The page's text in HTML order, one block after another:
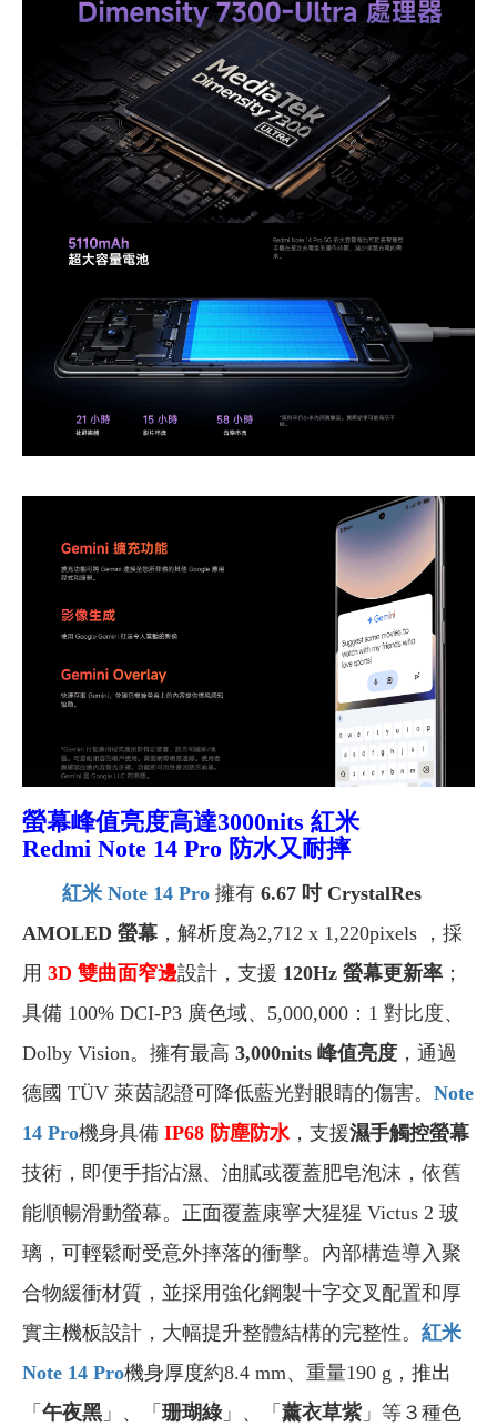
螢幕峰值亮度高達3000nits 紅米
Redmi Note 14 Pro 防水又耐摔
紅米 Note 14 Pro 擁有 6.67 吋 CrystalRes
AMOLED 螢幕 ，解析度為2,712 x 1,220pixels ，採
用 3D 雙曲面窄邊設計，支援 120Hz 螢幕更新率 ；
具備 100% DCI-P3 廣色域、5,000,000：1 對比度、
Dolby Vision。擁有最高 3,000nits 峰值亮度 ，通過
德國 TÜV 萊茵認證可降低藍光對眼睛的傷害。 Note
14 Pro機身具備 IP68 防塵防水，支援濕手觸控螢幕
技術，即便手指沾濕、油膩或覆蓋肥皂泡沫，依舊
能順暢滑動螢幕。正面覆蓋康寧大猩猩 Victus 2 玻
璃，可輕鬆耐受意外摔落的衝擊。內部構造導入聚
合物緩衝材質，並採用強化鋼製十字交叉配置和厚
實主機板設計，大幅提升整體結構的完整性。 紅米
Note 14 Pro機身厚度約8.4 mm、重量190 g，推出
「 午夜黑 」、「 珊瑚綠」、「 薰衣草紫」等３種色